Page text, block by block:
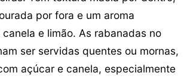
por fora e um aroma
e limão. As rabanadas no
ser servidas quentes ou mornas,
açúcar e canela, especialmente